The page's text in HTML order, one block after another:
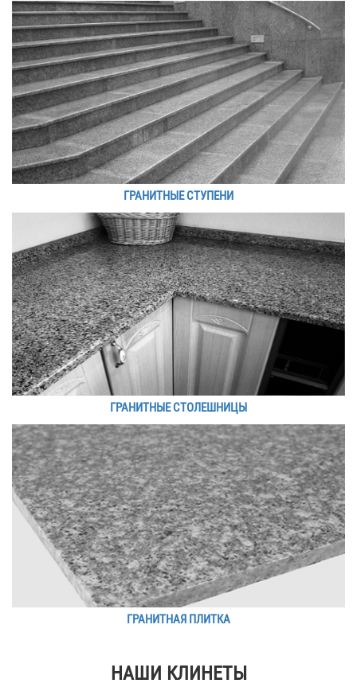
ГРАНИТНЫЕ СТУПЕНИ
ГРАНИТНЫЕ СТОЛЕШНИЦЫ
ГРАНИТНАЯ ПЛИТКА
НАШИ КЛИНЕТЫ